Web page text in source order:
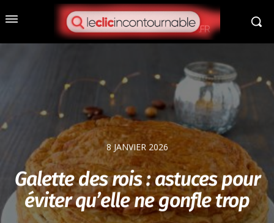
8 JANVIER 2026
Galette des rois : astuces pour
éviter qu’elle ne gonfle trop